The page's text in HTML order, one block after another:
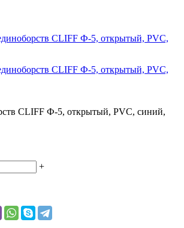
CLIFF Ф-5, открытый, PVC, синий,
+